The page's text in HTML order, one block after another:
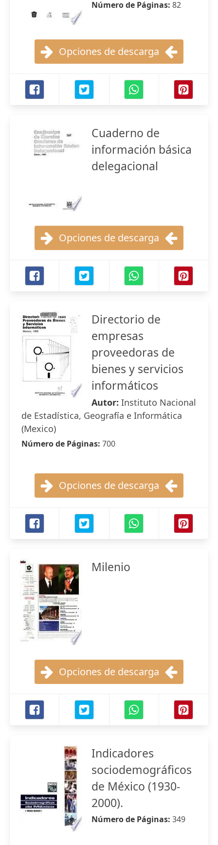
Número de Páginas: 82
Opciones de descarga
Cuaderno de
información básica
delegacional
Opciones de descarga
Directorio de
empresas
proveedoras de
bienes y servicios
informáticos
Autor: Instituto Nacional
de Estadística, Geografía e Informática
(Mexico)
Número de Páginas: 700
Opciones de descarga
Milenio
Opciones de descarga
Indicadores
sociodemográficos
de México (1930-
2000).
Número de Páginas: 349